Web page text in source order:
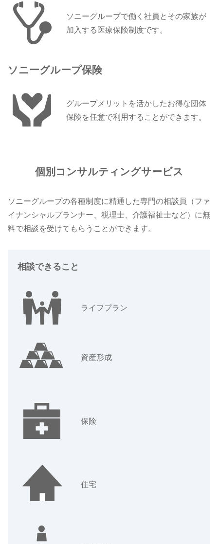
ソニーグループで働く社員とその家族が
加入する医療保険制度です。
ソニーグループ保険
グループメリットを活かしたお得な団体
保険を任意で利用することができます。
個別コンサルティングサービス
ソニーグループの各種制度に精通した専門の相談員（ファ
イナンシャルプランナー、税理士、介護福祉士など）に無
料で相談を受けてもらうことができます。
相談できること
ライフプラン
資産形成
保険
住宅